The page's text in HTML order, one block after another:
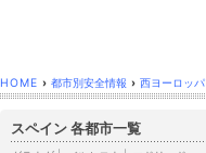
HOME › 都市別安全情報 › 西ヨーロッパ
スペイン 各都市一覧